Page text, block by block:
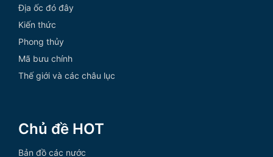
Địa ốc đó đây
Kiến thức
Phong thủy
Mã bưu chính
Thế giới và các châu lục
Chủ đề HOT
Bản đồ các nước